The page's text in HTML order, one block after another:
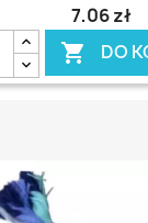
7,06 zł
 DO